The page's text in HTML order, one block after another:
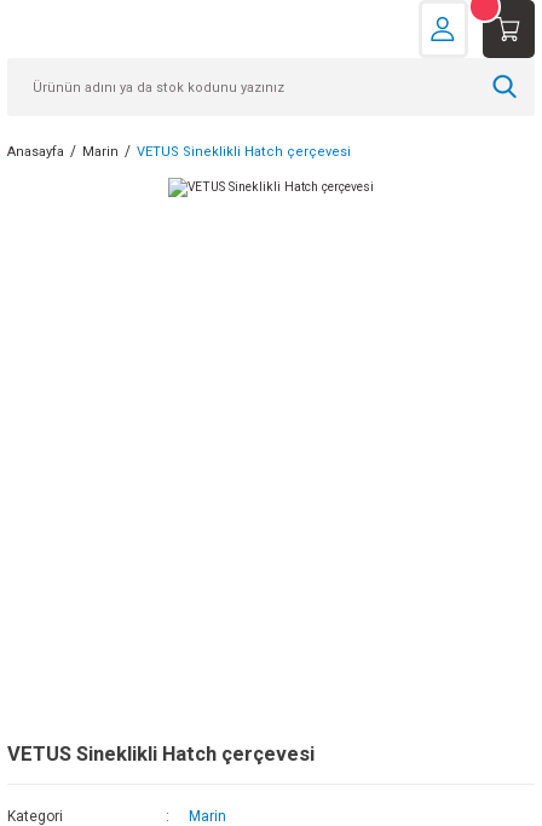
Anasayfa Marin VETUS Sineklikli Hatch çerçevesi
VETUS Sineklikli Hatch çerçevesi
Kategori Marin